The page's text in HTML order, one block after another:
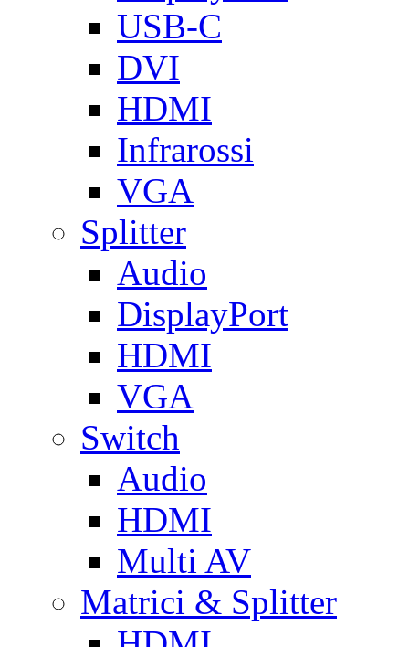
USB-C
DVI
HDMI
Infrarossi
VGA
Splitter
Audio
DisplayPort
HDMI
VGA
Switch
Audio
HDMI
Multi AV
Matrici & Splitter